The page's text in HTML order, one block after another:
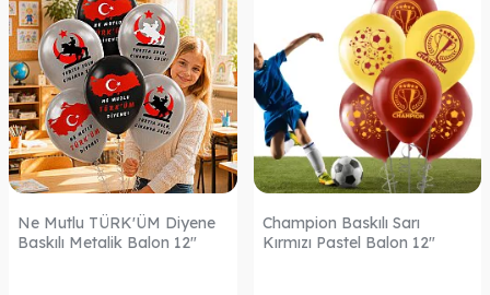
Ne Mutlu TÜRK'ÜM Diyene
Baskılı Metalik Balon 12"
Champion Baskılı Sarı
Kırmızı Pastel Balon 12"